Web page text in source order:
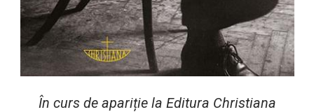
În curs de apariție la Editura Christiana